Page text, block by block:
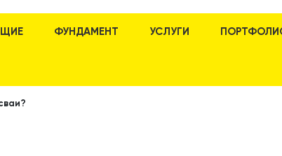
ФУНДАМЕНТ УСЛУГИ